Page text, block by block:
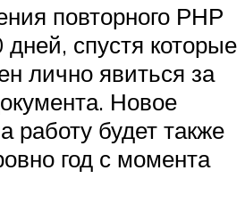
повторного РНР
дней, спустя которые
лично явиться за
Новое
работу будет также
год с момента